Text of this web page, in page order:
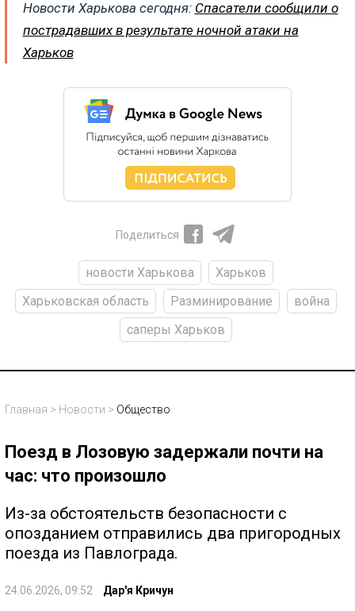
Новости Харькова сегодня: Спасатели сообщили о
пострадавших в результате ночной атаки на
Харьков
Поделиться
новости Харькова
Харьков
Харьковская область
Разминирование
война
саперы Харьков
Главная > Новости > Общество
Поезд в Лозовую задержали почти на
час: что произошло
Из-за обстоятельств безопасности с
опозданием отправились два пригородных
поезда из Павлограда.
24.06.2026, 09:52 Дар'я Кричун